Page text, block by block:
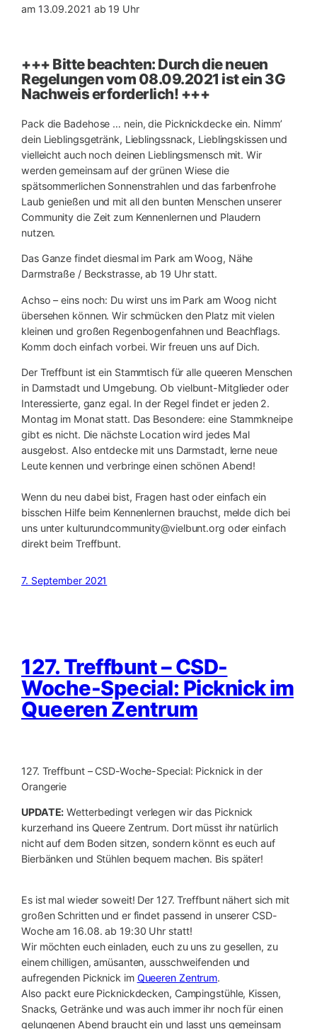
am 13.09.2021 ab 19 Uhr
+++ Bitte beachten: Durch die neuen
Regelungen vom 08.09.2021 ist ein 3G
Nachweis erforderlich! +++
Pack die Badehose … nein, die Picknickdecke ein. Nimm’
dein Lieblingsgetränk, Lieblingssnack, Lieblingskissen und
vielleicht auch noch deinen Lieblingsmensch mit. Wir
werden gemeinsam auf der grünen Wiese die
spätsommerlichen Sonnenstrahlen und das farbenfrohe
Laub genießen und mit all den bunten Menschen unserer
Community die Zeit zum Kennenlernen und Plaudern
nutzen.
Das Ganze findet diesmal im Park am Woog, Nähe
Darmstraße / Beckstrasse, ab 19 Uhr statt.
Achso – eins noch: Du wirst uns im Park am Woog nicht
übersehen können. Wir schmücken den Platz mit vielen
kleinen und großen Regenbogenfahnen und Beachflags.
Komm doch einfach vorbei. Wir freuen uns auf Dich.
Der Treffbunt ist ein Stammtisch für alle queeren Menschen
in Darmstadt und Umgebung. Ob vielbunt-Mitglieder oder
Interessierte, ganz egal. In der Regel findet er jeden 2.
Montag im Monat statt. Das Besondere: eine Stammkneipe
gibt es nicht. Die nächste Location wird jedes Mal
ausgelost. Also entdecke mit uns Darmstadt, lerne neue
Leute kennen und verbringe einen schönen Abend!
Wenn du neu dabei bist, Fragen hast oder einfach ein
bisschen Hilfe beim Kennenlernen brauchst, melde dich bei
uns unter kulturundcommunity@vielbunt.org oder einfach
direkt beim Treffbunt.
7. September 2021
127. Treffbunt – CSD-
Woche-Special: Picknick im
Queeren Zentrum
127. Treffbunt – CSD-Woche-Special: Picknick in der
Orangerie
UPDATE: Wetterbedingt verlegen wir das Picknick
kurzerhand ins Queere Zentrum. Dort müsst ihr natürlich
nicht auf dem Boden sitzen, sondern könnt es euch auf
Bierbänken und Stühlen bequem machen. Bis später!
Es ist mal wieder soweit! Der 127. Treffbunt nähert sich mit
großen Schritten und er findet passend in unserer CSD-
Woche am 16.08. ab 19:30 Uhr statt!
Wir möchten euch einladen, euch zu uns zu gesellen, zu
einem chilligen, amüsanten, ausschweifenden und
aufregenden Picknick im Queeren Zentrum.
Also packt eure Picknickdecken, Campingstühle, Kissen,
Snacks, Getränke und was auch immer ihr noch für einen
gelungenen Abend braucht ein und lasst uns gemeinsam